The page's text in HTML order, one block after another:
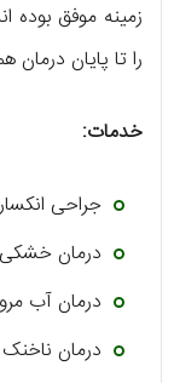
زمینه موفق بوده
را تا پایان درمان
خدمات:
جراحی
درمان
درمان آب
درمان ناخنک